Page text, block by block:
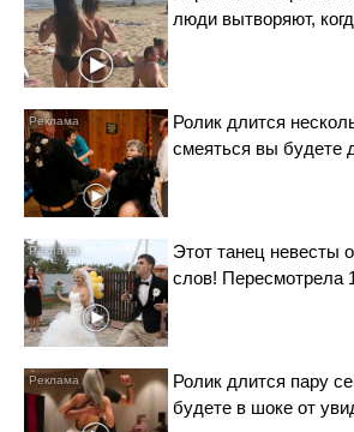
люди вытворяют,
Ролик длится
смеяться вы будете
Этот танец невесты
слов! Пересмотрела
Ролик длится пару
будете в шоке от